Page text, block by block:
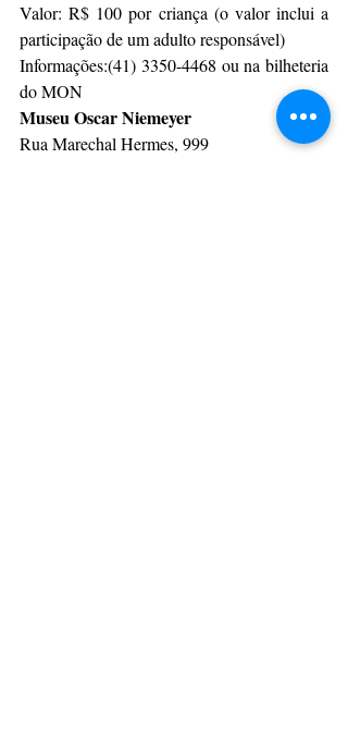
Valor: R$ 100 por criança (o valor inclui a
participação de um adulto responsável)
Informações:(41) 3350-4468 ou na bilheteria
do MON
Museu Oscar Niemeyer
Rua Marechal Hermes, 999